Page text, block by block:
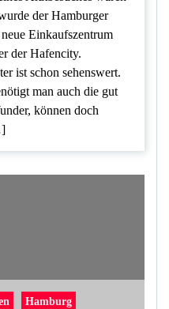
der Hamburger
Einkaufszentrum
der Hafencity.
ist schon sehenswert.
man auch die gut
können doch
Hamburg